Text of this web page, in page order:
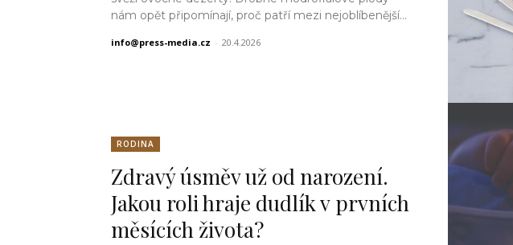
nám opět připomínají, proč patří mezi nejoblíbenější...
info@press-media.cz - 20.4.2026
RODINA
Zdravý úsměv už od narození.
Jakou roli hraje dudlík v prvních
měsících života?